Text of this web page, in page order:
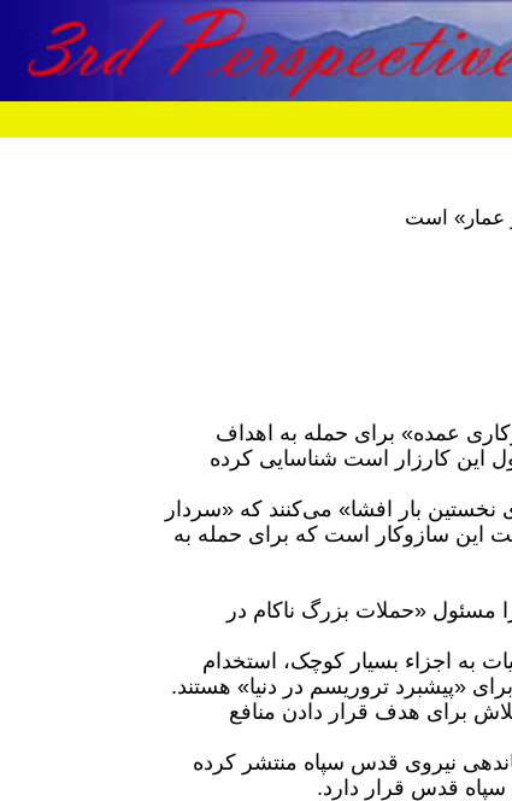
عمار» است
عمده» برای حمله به اهداف
این کارزار است شناسایی کرده
دفتر نخست‌وزیر اسرائیل و موساد در بیانیه‌ای مشترک گفتند که «برای نخستین بار افشا» می‎‌کنند که «سردار
مسئول هدایت این سازوکار است که برای حمله به
مسئول «حملات بزرگ ناکام در
به اجزاء بسیار کوچک، استخدام
«پیشبرد تروریسم در دنیا» هستند.
که از زمان حمله ۷ اکتبر حماس، تلاش‌ برای هدف قرار دادن منافع
نیروی قدس سپاه منتشر کرده
سپاه قدس قرار دارد.